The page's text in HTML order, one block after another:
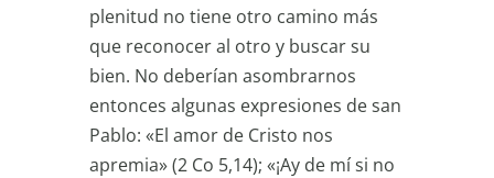
plenitud no tiene otro camino más
que reconocer al otro y buscar su
bien. No deberían asombrarnos
entonces algunas expresiones de san
Pablo: «El amor de Cristo nos
apremia» (2 Co 5,14); «¡Ay de mí si no